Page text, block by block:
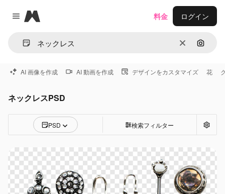
Close menu
Magnific
消去 画像で
料金 ログイン
AI 画像を作成 AI 動画を作成 デザインをカスタマイズ 花
ネックレスPSD
PSD 検索フィルター